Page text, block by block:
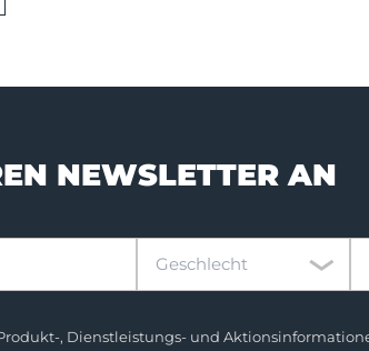
NEWSLETTER AN
Geschlecht
, Dienstleistungs- und